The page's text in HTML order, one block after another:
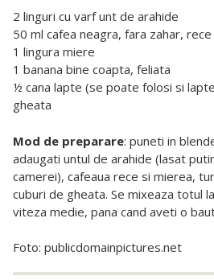
2 linguri cu varf unt de arahide
50 ml cafea neagra, fara zahar, rece
1 lingura miere
1 banana bine coapta, feliata
½ cana lapte (se poate folosi si
gheata
Mod de preparare: puneti in
adaugati untul de arahide (lasat
camerei), cafeaua rece si mierea,
cuburi de gheata. Se mixeaza totul
viteza medie, pana cand aveti o
Foto: publicdomainpictures.net